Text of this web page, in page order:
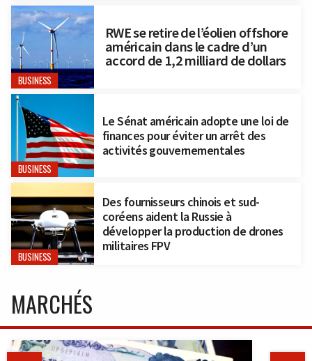
BUSINESS
RWE se retire de l’éolien offshore
américain dans le cadre d’un
accord de 1,2 milliard de dollars
BUSINESS
Le Sénat américain adopte une loi de
finances pour éviter un arrêt des
activités gouvernementales
BUSINESS
Des fournisseurs chinois et sud-
coréens aident la Russie à
développer la production de drones
militaires FPV
MARCHÉS